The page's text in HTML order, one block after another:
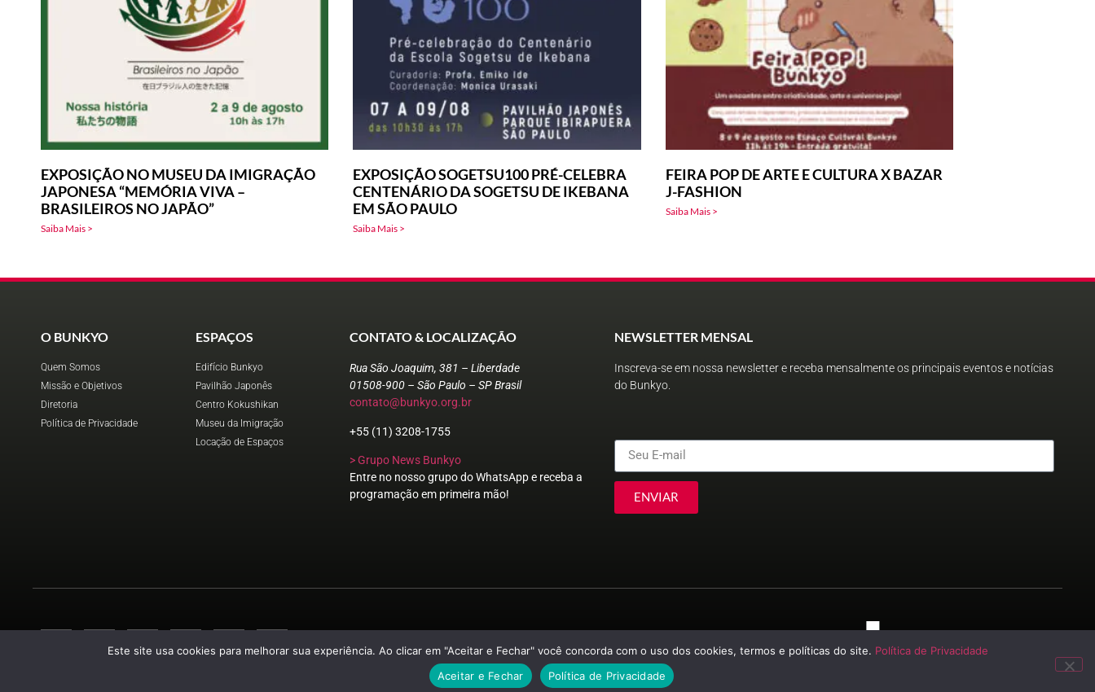
EXPOSIÇÃO NO MUSEU DA IMIGRAÇÃO
JAPONESA “MEMÓRIA VIVA –
BRASILEIROS NO JAPÃO”
Saiba Mais >
EXPOSIÇÃO SOGETSU100 PRÉ-CELEBRA
CENTENÁRIO DA SOGETSU DE IKEBANA
EM SÃO PAULO
Saiba Mais >
FEIRA POP DE ARTE E CULTURA X BAZAR
J-FASHION
Saiba Mais >
O BUNKYO
Quem Somos
Missão e Objetivos
Diretoria
Política de Privacidade
ESPAÇOS
Edifício Bunkyo
Pavilhão Japonês
Centro Kokushikan
Museu da Imigração
Locação de Espaços
CONTATO & LOCALIZAÇÃO
Rua São Joaquim, 381 – Liberdade
01508-900 – São Paulo – SP Brasil
contato@bunkyo.org.br
+55 (11) 3208-1755
> Grupo News Bunkyo
Entre no nosso grupo do WhatsApp e receba a
programação em primeira mão!
NEWSLETTER MENSAL
Inscreva-se em nossa newsletter e receba mensalmente os principais eventos e notícias
do Bunkyo.
ENVIAR
Este site usa cookies para melhorar sua experiência. Ao clicar em "Aceitar e Fechar" você concorda com o uso dos cookies, termos e políticas do site. Política de Privacidade
Aceitar e Fechar
Política de Privacidade